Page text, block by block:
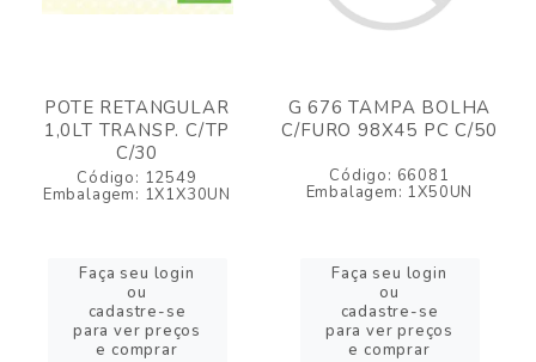
POTE RETANGULAR
1,0LT TRANSP. C/TP
C/30
Código: 12549
Embalagem: 1X1X30UN
Faça seu login
ou
cadastre-se
para ver preços
e comprar
G 676 TAMPA BOLHA
C/FURO 98X45 PC C/50
Código: 66081
Embalagem: 1X50UN
Faça seu login
ou
cadastre-se
para ver preços
e comprar